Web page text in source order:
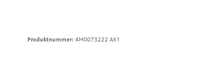
Produktnummer: 4M0073222 AX1